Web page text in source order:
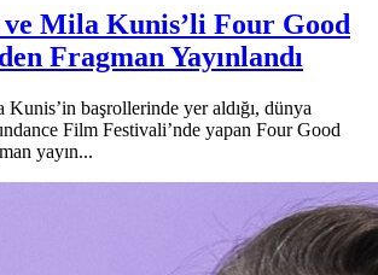
ve Mila Kunis’li Four Good
Fragman Yayınlandı
başrollerinde yer aldığı, dünya
Film Festivali’nde yapan Four Good
yayın...